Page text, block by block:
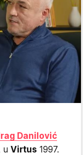
Danilović
u Virtus 1997.